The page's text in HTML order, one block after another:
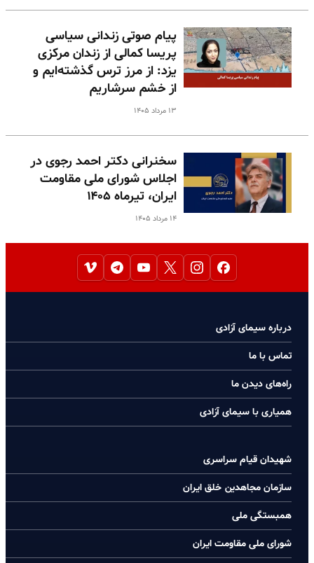
پیام صوتی زندانی سیاسی
پریسا کمالی از زندان مرکزی
یزد: از مرز ترس گذشته‌ایم و
از خشم سرشاریم
۱۳ مرداد ۱۴۰۵
سخنرانی دکتر احمد رجوی در
اجلاس شورای ملی مقاومت
ایران، تیرماه ۱۴۰۵
۱۴ مرداد ۱۴۰۵
درباره سیمای آزادی
تماس با ما
راه‌های دیدن ما
همیاری با سیمای آزادی
شهیدان قیام سراسری
سازمان مجاهدین خلق ایران
همبستگی ملی
شورای ملی مقاومت ایران